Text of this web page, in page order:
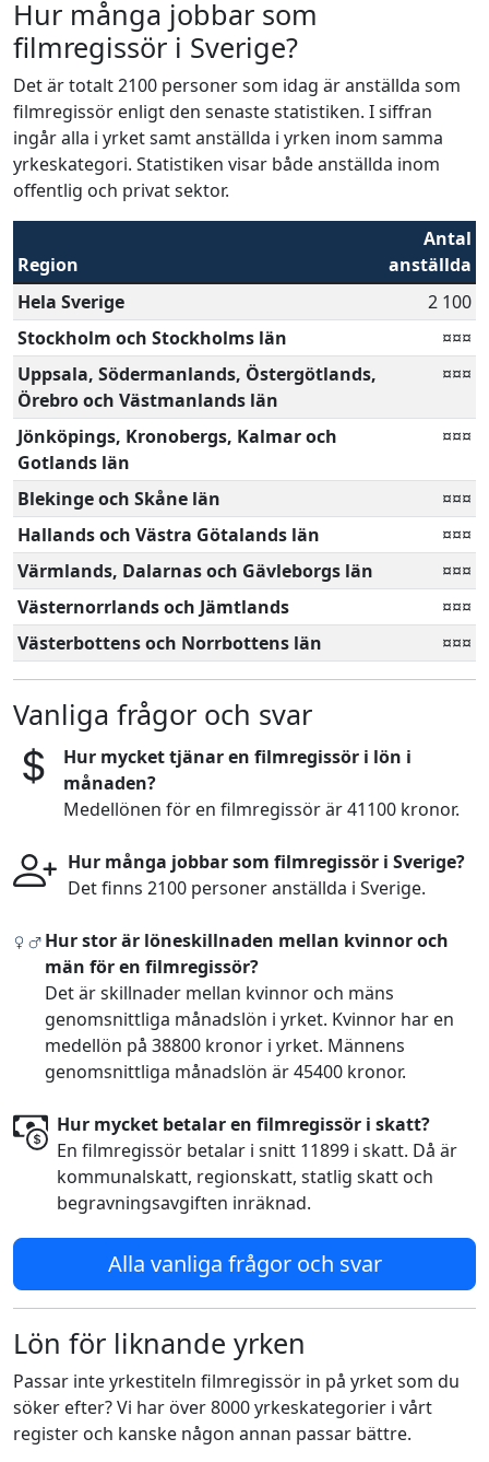
Hur många jobbar som
filmregissör i Sverige?
Det är totalt 2100 personer som idag är anställda som
filmregissör enligt den senaste statistiken. I siffran
ingår alla i yrket samt anställda i yrken inom samma
yrkeskategori. Statistiken visar både anställda inom
offentlig och privat sektor.
Region
Antal
anställda
Hela Sverige
2 100
Stockholm och Stockholms län
¤¤¤
Uppsala, Södermanlands, Östergötlands,
Örebro och Västmanlands län
¤¤¤
Jönköpings, Kronobergs, Kalmar och
Gotlands län
¤¤¤
Blekinge och Skåne län
¤¤¤
Hallands och Västra Götalands län
¤¤¤
Värmlands, Dalarnas och Gävleborgs län
¤¤¤
Västernorrlands och Jämtlands
¤¤¤
Västerbottens och Norrbottens län
¤¤¤
Vanliga frågor och svar
Hur mycket tjänar en filmregissör i lön i
månaden?
Medellönen för en filmregissör är 41100 kronor.
Hur många jobbar som filmregissör i Sverige?
Det finns 2100 personer anställda i Sverige.
Hur stor är löneskillnaden mellan kvinnor och
män för en filmregissör?
Det är skillnader mellan kvinnor och mäns
genomsnittliga månadslön i yrket. Kvinnor har en
medellön på 38800 kronor i yrket. Männens
genomsnittliga månadslön är 45400 kronor.
Hur mycket betalar en filmregissör i skatt?
En filmregissör betalar i snitt 11899 i skatt. Då är
kommunalskatt, regionskatt, statlig skatt och
begravningsavgiften inräknad.
Alla vanliga frågor och svar
Lön för liknande yrken
Passar inte yrkestiteln filmregissör in på yrket som du
söker efter? Vi har över 8000 yrkeskategorier i vårt
register och kanske någon annan passar bättre.